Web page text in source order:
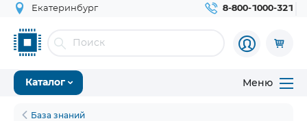
Екатеринбург 8-800-1000-321
Каталог Меню
База знаний